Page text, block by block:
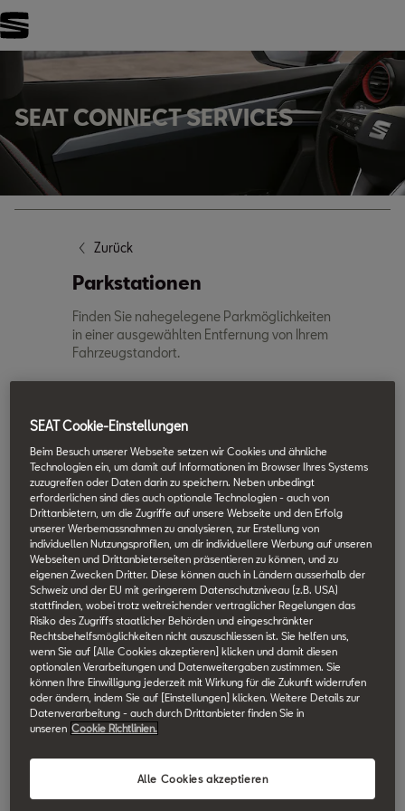
SEAT CONNECT SERVICES
FILTER
Zurück
Parkstationen
Finden Sie nahegelegene Parkmöglichkeiten
in einer ausgewählten Entfernung von Ihrem
Fahrzeugstandort.
Parkinformationen zu, darunter:
● Verfügbare Flächen und
Gesamtkapazität
● Öffnungszeiten und Preise
● Zahlungsarten und
Höhenbeschränkungen
Parkinformationen stehen während der
aktiven Navigation zur Verfügung.
Die Parkplatzsuche in stark frequentierten
Gegenden ist ganz einfach mit der Funktion
Parkstationen, die über das
Navigationssystem oder die My SEAT App
freie Plätze in der Nähe erkennt.
Hauptmerkmale
und Vorteile
● Sicherheit: Minimiert Ablenkungen bei
der Parkplatzsuche und verringert das
SEAT Cookie-Einstellungen
Beim Besuch unserer Webseite setzen wir Cookies und ähnliche
Technologien ein, um damit auf Informationen im Browser Ihres Systems
zuzugreifen oder Daten darin zu speichern. Neben unbedingt
erforderlichen sind dies auch optionale Technologien - auch von
Drittanbietern, um die Zugriffe auf unsere Webseite und den Erfolg
unserer Werbemassnahmen zu analysieren, zur Erstellung von
individuellen Nutzungsprofilen, um dir individuellere Werbung auf unseren
Webseiten und Drittanbieterseiten präsentieren zu können, und zu
eigenen Zwecken Dritter. Diese können auch in Ländern ausserhalb der
Schweiz und der EU mit geringerem Datenschutzniveau (z.B. USA)
stattfinden, wobei trotz weitreichender vertraglicher Regelungen das
Risiko des Zugriffs staatlicher Behörden und eingeschränkter
Rechtsbehelfsmöglichkeiten nicht auszuschliessen ist. Sie helfen uns,
wenn Sie auf [Alle Cookies akzeptieren] klicken und damit diesen
optionalen Verarbeitungen und Datenweitergaben zustimmen. Sie
können Ihre Einwilligung jederzeit mit Wirkung für die Zukunft widerrufen
oder ändern, indem Sie auf [Einstellungen] klicken. Weitere Details zur
Datenverarbeitung - auch durch Drittanbieter finden Sie in
unseren Cookie Richtlinien.
Alle Cookies akzeptieren